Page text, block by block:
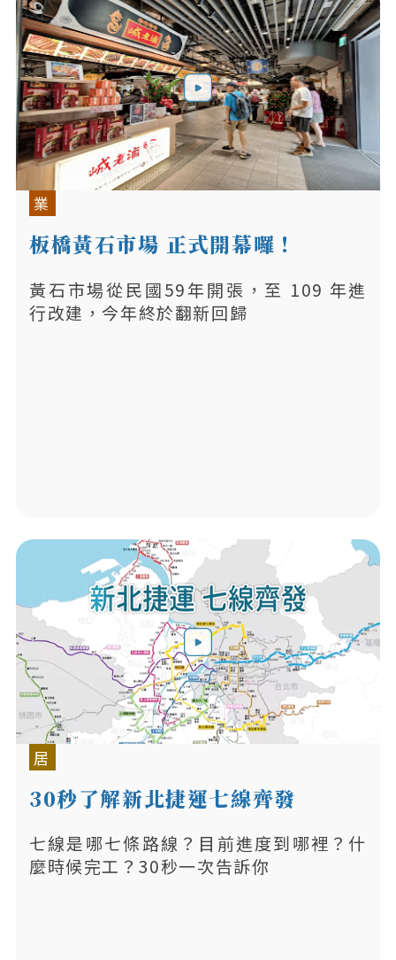
業
板橋黃石市場 正式開幕囉！
黃石市場從民國59年開張，至 109 年進
行改建，今年終於翻新回歸
居
30秒了解新北捷運七線齊發
七線是哪七條路線？目前進度到哪裡？什
麼時候完工？30秒一次告訴你